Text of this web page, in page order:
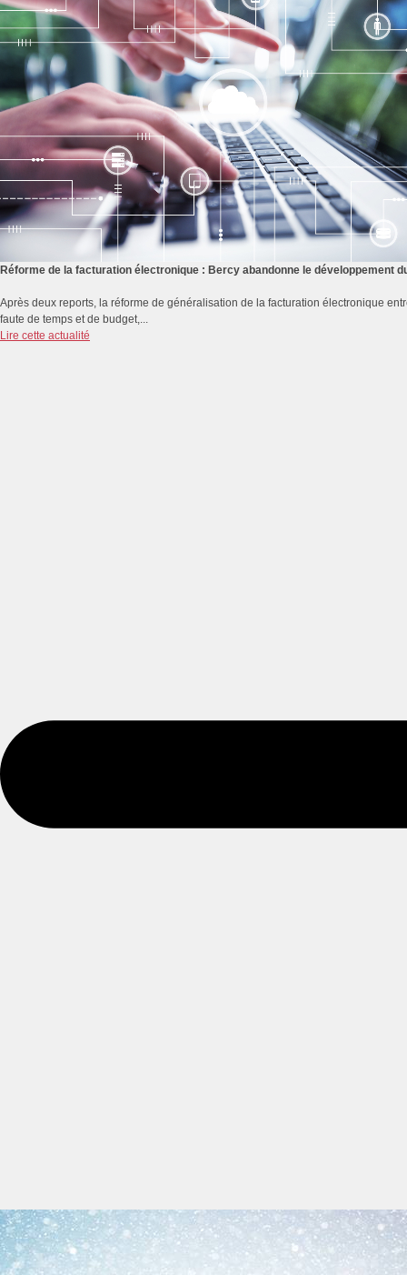
Réforme de la facturation électronique : Bercy abandonne le développement
Après deux reports, la réforme de généralisation de la facturation électronique
faute de temps et de budget,...
Lire cette actualité